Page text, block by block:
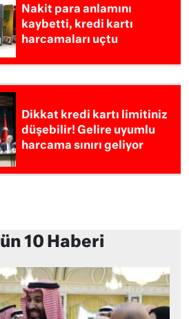
Nakit para anlamını
kaybetti, kredi kartı
harcamaları uçtu
Dikkat kredi kartı limitiniz
düşebilir! Gelire uyumlu
harcama sınırı geliyor
10 Haberi